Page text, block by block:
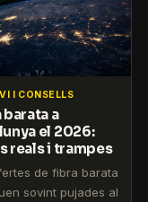
I CONSELLS
barata a
el 2026:
reals i trampes
de fibra barata
sovint pujades al